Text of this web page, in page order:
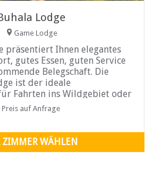
Lodge
Game Lodge
präsentiert Ihnen elegantes
gutes Essen, guten Service
Belegschaft. Die
ist der ideale
Fahrten ins Wildgebiet oder
Preis auf Anfrage
ZIMMER WÄHLEN